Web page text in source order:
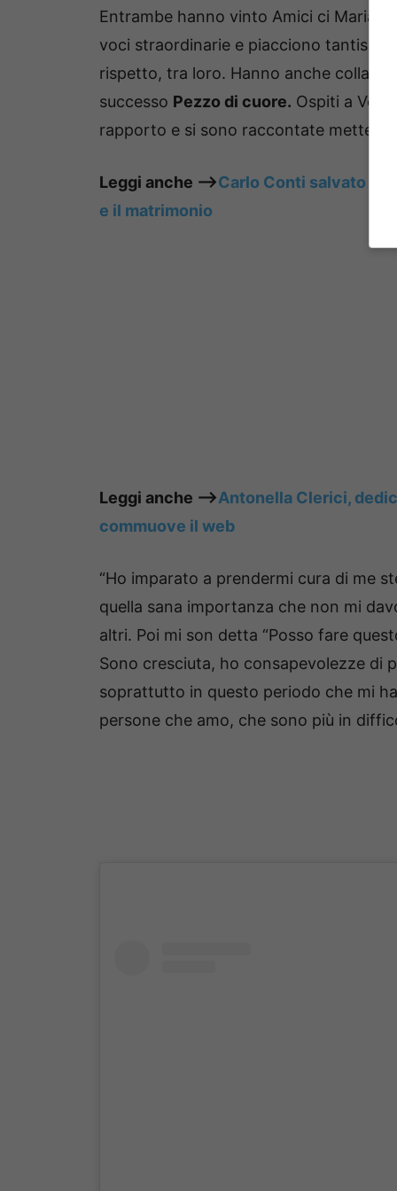
Entrambe hanno vinto Amici ci Maria
voci straordinarie e piacciono
rispetto, tra loro. Hanno anche
successo Pezzo di cuore. Ospiti a
rapporto e si sono raccontate
Leggi anche —->Carlo Conti salvato da
e il matrimonio
Leggi anche —->Antonella Clerici,
commuove il web
“Ho imparato a prendermi cura di me
quella sana importanza che non mi
altri. Poi mi son detta “Posso fare
Sono cresciuta, ho consapevolezze di
soprattutto in questo periodo che mi
persone che amo, che sono più in